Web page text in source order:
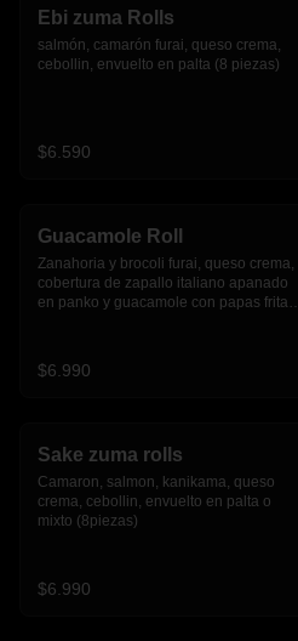
Ebi zuma Rolls
salmón, camarón furai, queso crema,
cebollin, envuelto en palta (8 piezas)
$6.590
Guacamole Roll
Zanahoria y brocoli furai, queso crema,
cobertura de zapallo italiano apanado
en panko y guacamole con papas fritas.
$6.990
Sake zuma rolls
Camaron, salmon, kanikama, queso
crema, cebollin, envuelto en palta o
mixto (8piezas)
$6.990